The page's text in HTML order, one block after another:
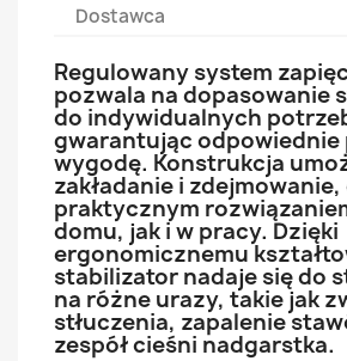
Dostawca
Regulowany system
pozwala na dopasowanie
do indywidualnych
gwarantując odpowiednie
wygodę. Konstrukcja
zakładanie i
praktycznym
domu, jak i w pracy. Dzięki
ergonomicznemu
stabilizator nadaje się do
na różne urazy, takie jak
stłuczenia, zapalenie
zespół cieśni nadgarstka.